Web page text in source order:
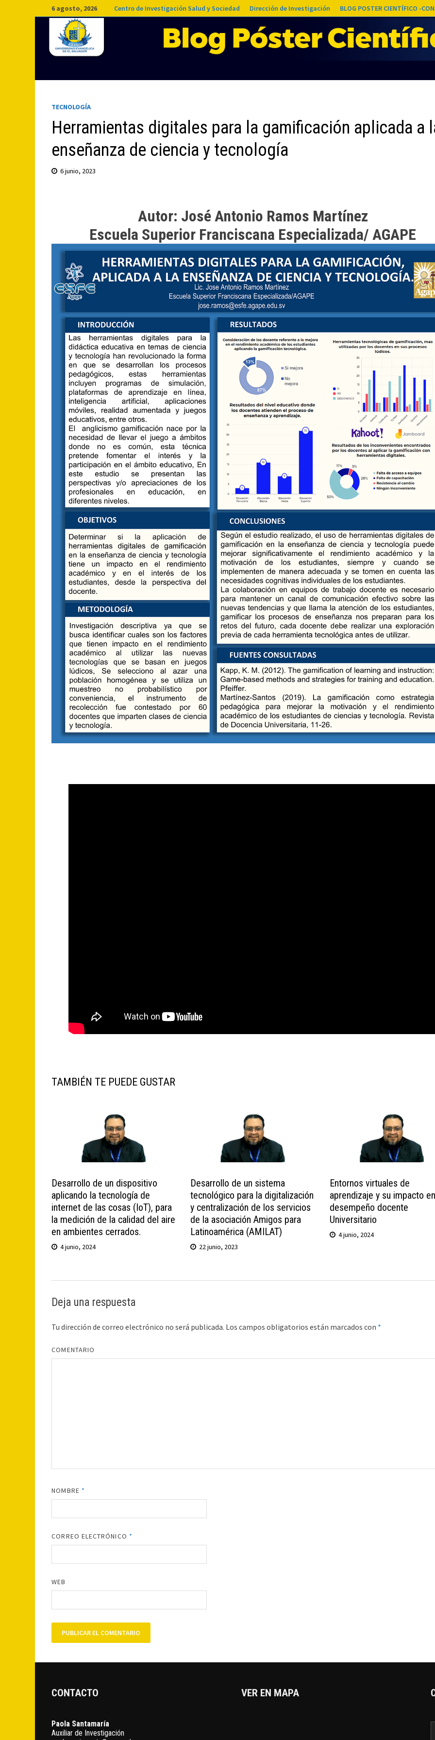
Saltar
al
contenido
6 agosto, 2026 Centro de Investigación Salud y Sociedad Dirección de Investigación BLOG POSTER CIENTÍFICO -
TECNOLOGÍA
Herramientas digitales para la gamificación aplicada a
enseñanza de ciencia y tecnología
6 junio, 2023
Autor: José Antonio Ramos Martínez
Escuela Superior Franciscana Especializada/ AGAPE
TAMBIÉN TE PUEDE GUSTAR
Desarrollo de un dispositivo
aplicando la tecnología de
internet de las cosas (IoT), para
la medición de la calidad del aire
en ambientes cerrados.
4 junio, 2024
Desarrollo de un sistema
tecnológico para la digitalización
y centralización de los servicios
de la asociación Amigos para
Latinoamérica (AMILAT)
22 junio, 2023
Entornos virtuales de
aprendizaje y su impacto
desempeño docente
Universitario
4 junio, 2024
Deja una respuesta
Tu dirección de correo electrónico no será publicada. Los campos obligatorios están marcados con *
COMENTARIO
NOMBRE *
CORREO ELECTRÓNICO *
WEB
CONTACTO
Paola Santamaría
Auxiliar de Investigación
VER EN MAPA